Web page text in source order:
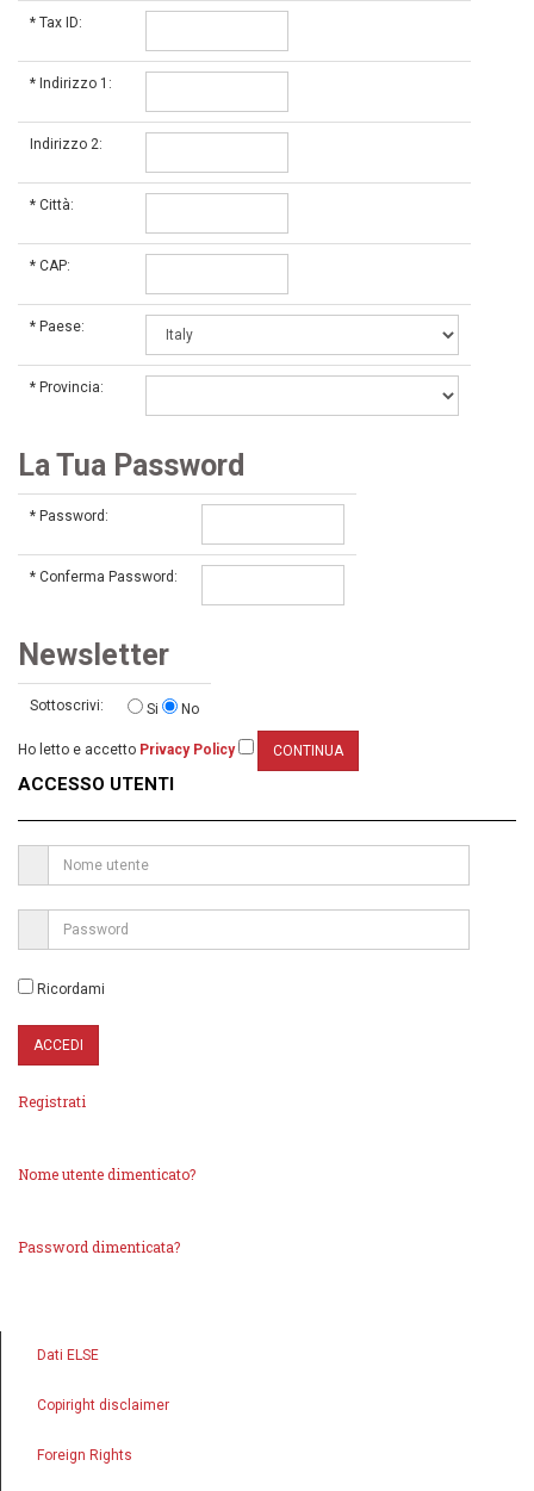
* Tax ID:
* Indirizzo 1:
Indirizzo 2:
* Città:
* CAP:
* Paese:
* Provincia:
La Tua Password
* Password:
* Conferma Password:
Newsletter
Sottoscrivi: Si No
Ho letto e accetto Privacy Policy
ACCESSO UTENTI
Ricordami
Registrati
Nome utente dimenticato?
Password dimenticata?
Dati ELSE
Copiright disclaimer
Foreign Rights